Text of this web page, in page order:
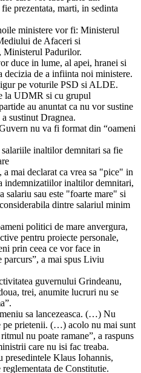
prezentata, marti, in sedinta
ministere vor fi: Ministerul
de Afaceri si
Padurilor.
duce in lume, al apei, hranei si
de a infiinta noi ministere.
pe voturile PSD si ALDE.
la UDMR si cu grupul
au anuntat ca nu vor sustine
sustinut Dragnea.
nu va fi format din “oameni
inaltilor demnitari sa fie
mai declarat ca vrea sa "pice" in
indemnizatiilor inaltilor demnitari,
salariu sau este "foarte mare" si
dintre salariul minim
politici de mare anvergura,
pentru proiecte personale,
prin ceea ce vor face in
a mai spus Liviu
guvernului Grindeanu,
trei, anumite lucruri nu se
sa lancezeasca. (…) Nu
pe prietenii. (…) acolo nu mai sunt
nu poate ramane”, a raspuns
care nu isi fac treaba.
presedintele Klaus Iohannis,
reglementata de Constitutie.